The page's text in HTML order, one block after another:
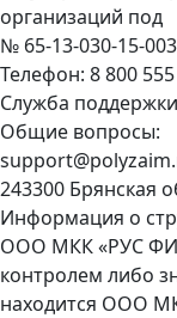
организаций под
№ 65-13-030-15-
Телефон: 8 800
Служба
Общие вопросы:
243300 Брянская
Информация о
ООО МКК «РУС
контролем либо
находится ООО